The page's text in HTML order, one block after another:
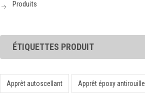
Produits
ÉTIQUETTES PRODUIT
Apprêt autoscellant Apprêt époxy antirouille